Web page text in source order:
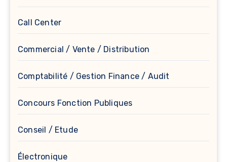
Call Center
Commercial / Vente / Distribution
Comptabilité / Gestion Finance / Audit
Concours Fonction Publiques
Conseil / Etude
Électronique